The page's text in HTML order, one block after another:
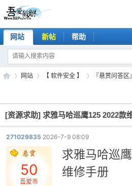
网站 新帖 帮助
吾 »
网站
›
【 软件安全 】
›
『悬赏问答区』
[资源求助] 求雅马哈巡鹰125 2022款
271029835 2026-7-9 08:09
50
吾爱币
求雅马哈巡
维修手册